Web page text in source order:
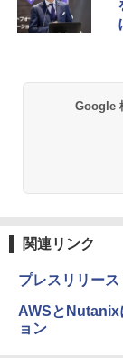
Google
関連リンク
プレスリリース
AWSとNutanix
ョン